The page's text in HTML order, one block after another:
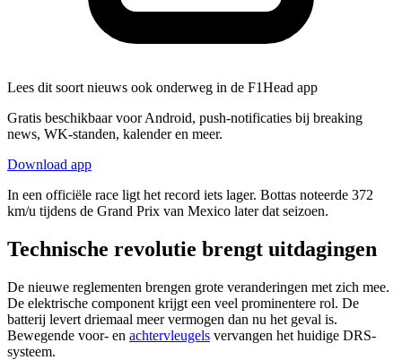
Lees dit soort nieuws ook onderweg in de F1Head app
Gratis beschikbaar voor Android, push-notificaties bij breaking
news, WK-standen, kalender en meer.
Download app
In een officiële race ligt het record iets lager. Bottas noteerde 372
km/u tijdens de Grand Prix van Mexico later dat seizoen.
Technische revolutie brengt uitdagingen
De nieuwe reglementen brengen grote veranderingen met zich mee.
De elektrische component krijgt een veel prominentere rol. De
batterij levert driemaal meer vermogen dan nu het geval is.
Bewegende voor- en achtervleugels vervangen het huidige DRS-
systeem.